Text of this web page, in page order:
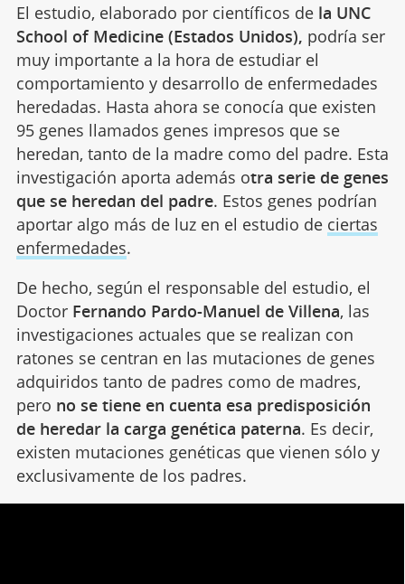
El estudio, elaborado por científicos de la UNC
School of Medicine (Estados Unidos), podría ser
muy importante a la hora de estudiar el
comportamiento y desarrollo de enfermedades
heredadas. Hasta ahora se conocía que existen
95 genes llamados genes impresos que se
heredan, tanto de la madre como del padre. Esta
investigación aporta además otra serie de genes
que se heredan del padre. Estos genes podrían
aportar algo más de luz en el estudio de ciertas
enfermedades.
De hecho, según el responsable del estudio, el
Doctor Fernando Pardo-Manuel de Villena, las
investigaciones actuales que se realizan con
ratones se centran en las mutaciones de genes
adquiridos tanto de padres como de madres,
pero no se tiene en cuenta esa predisposición
de heredar la carga genética paterna. Es decir,
existen mutaciones genéticas que vienen sólo y
exclusivamente de los padres.